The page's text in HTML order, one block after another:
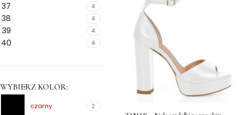
37 4
38 4
39 4
40 4
WYBIERZ KOLOR:
czarny 2